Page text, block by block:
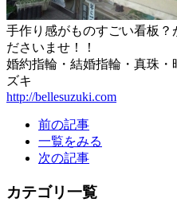
手作り感がものすごい看板？
ださいませ！！
婚約指輪・結婚指輪・真珠
ズキ
http://bellesuzuki.com
前の記事
一覧をみる
次の記事
カテゴリ一覧